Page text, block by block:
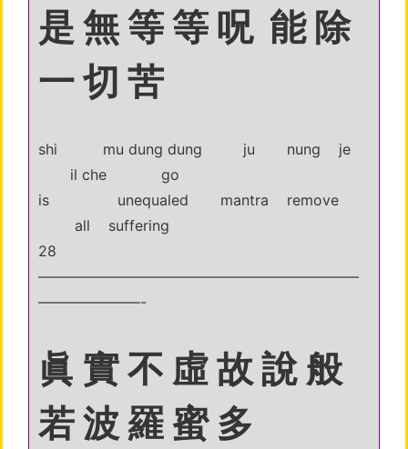
是 無 等 等 呪 能 除
一 切 苦
shi mu dung dung ju nung je
il che go
is unequaled mantra remove
all suffering
28
——————————————————————
———————-
眞 實 不 虛 故 說 般
若 波 羅 蜜 多